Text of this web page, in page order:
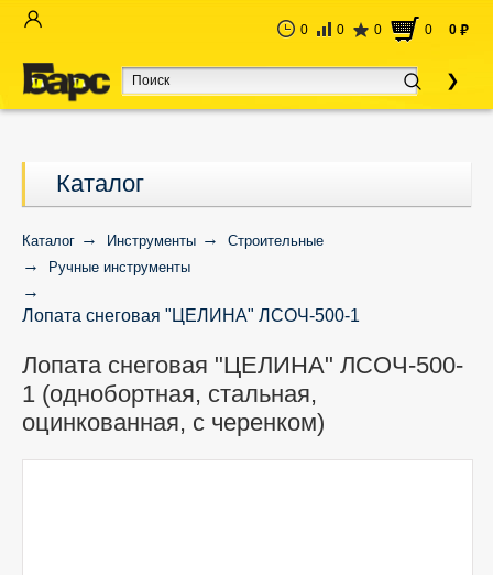
0 0 0 0 0 руб
Каталог
Каталог Инструменты
Строительные
Ручные инструменты
Лопата снеговая "ЦЕЛИНА" ЛСОЧ-500-1
Лопата снеговая "ЦЕЛИНА" ЛСОЧ-500-
1 (однобортная, стальная,
оцинкованная, с черенком)